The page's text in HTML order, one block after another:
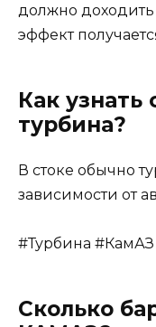
должно доходить
эффект
Как узнать
турбина?
В стоке обычно
зависимости от
#Турбина
Сколько